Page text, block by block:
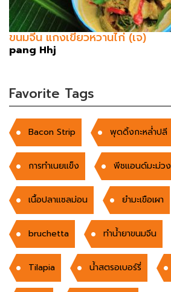
ขนมจีน แกงเขียวหวานไก่ (เจ)
pang Hhj
Favorite Tags
Bacon Strip พุดดิ้งกะหล่ำปลี
การทำเนยแข็ง พีชแอนด์มะม่วง
เนื้อปลาแซลม่อน ยำมะเขือเผา
bruchetta ทำน้ำยาขนมจีน
Tilapia นํ้าสตรอเบอร์รี่